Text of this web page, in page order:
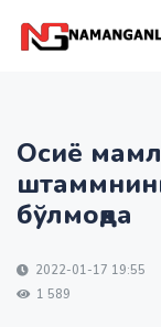
Осиё
бўлмоқда
2022-01-17 19:55
1 589